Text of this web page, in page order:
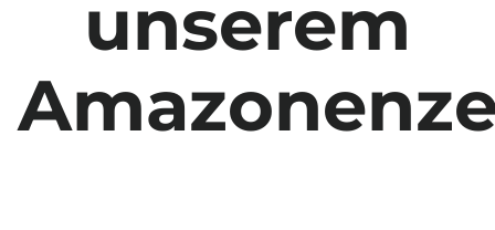
unserem